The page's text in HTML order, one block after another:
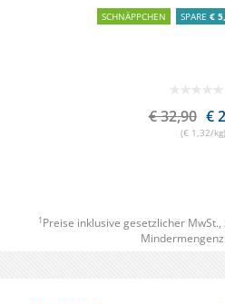
SCHNÄPPCHEN SPARE €
€ 32,90 €
(€ 1,32/kg)
1 Preise inklusive gesetzlicher MwSt.,